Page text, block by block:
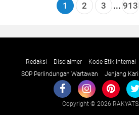
1 2 3 ... 913
Redaksi Disclaimer Kode Etik Internal
SOP Perlindungan Wartawan
Jenjang
Copyright © 2026